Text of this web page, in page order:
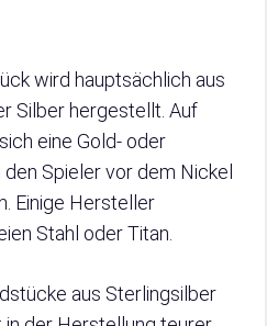
wird hauptsächlich aus
Silber hergestellt. Auf
eine Gold- oder
Spieler vor dem Nickel
Einige Hersteller
Stahl oder Titan.
aus Sterlingsilber